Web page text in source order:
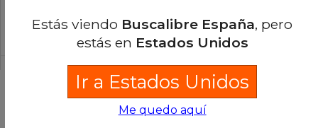
La encuadernación de esta edición es Tapa
Blanda.
Estás viendo Buscalibre España, pero
estás en Estados Unidos
Ir a Estados Unidos
Me quedo aquí